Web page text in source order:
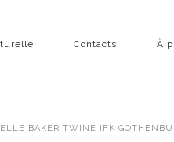
Contacts À
BAKER TWINE IFK